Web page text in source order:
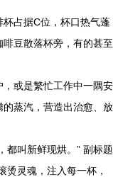
杯占据C位，杯口热气蓬
豆散落杯旁，有的甚至
，或是繁忙工作中一隅安
蒸汽，营造出治愈、放
都叫新鲜现烘。” 副标题
烫灵魂，注入每一杯，